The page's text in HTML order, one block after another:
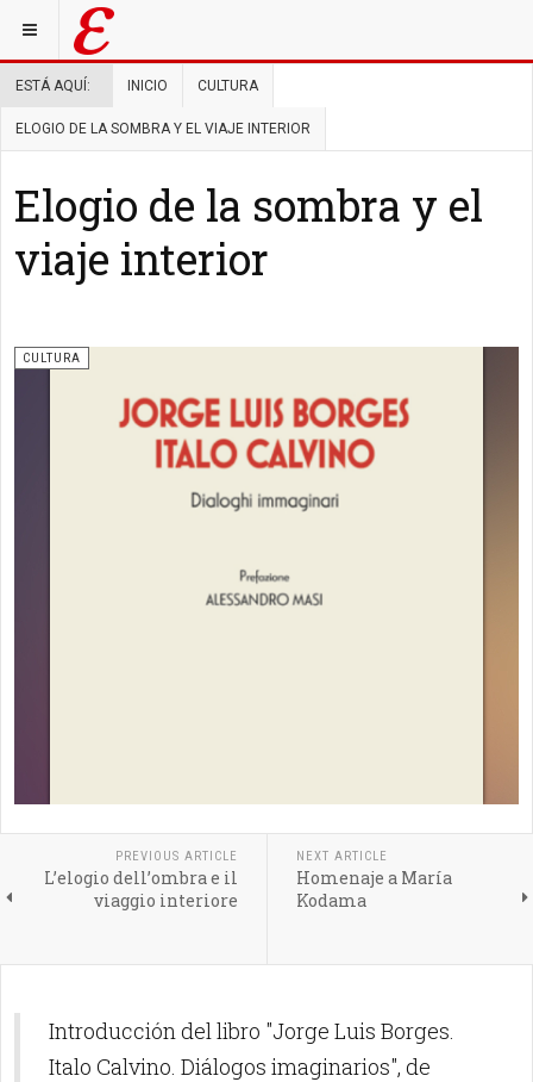
ESTÁ AQUÍ: INICIO CULTURA
ELOGIO DE LA SOMBRA Y EL VIAJE INTERIOR
Elogio de la sombra y el
viaje interior
CULTURA
PREVIOUS ARTICLE
L’elogio dell’ombra e il
viaggio interiore
NEXT ARTICLE
Homenaje a María
Kodama
Introducción del libro "Jorge Luis Borges.
Italo Calvino. Diálogos imaginarios", de